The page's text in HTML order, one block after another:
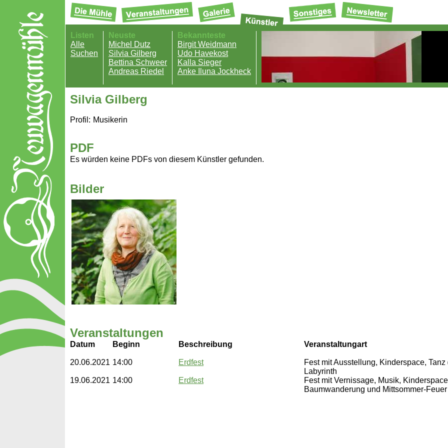
Listen
Alle
Suchen
Neuste
Michel Dutz
Silvia Gilberg
Bettina Schweer
Andreas Riedel
Bekannteste
Birgit Weidmann
Udo Havekost
Kalla Sieger
Anke Iluna Jockheck
Silvia Gilberg
Profil: Musikerin
PDF
Es würden keine PDFs von diesem Künstler gefunden.
Bilder
Veranstaltungen
Datum Beginn Beschreibung Veranstaltungart
20.06.2021 14:00 Erdfest
Fest mit Ausstellung, Kinderspace, Tanz
Labyrinth
19.06.2021 14:00 Erdfest
Fest mit Vernissage, Musik,
Baumwanderung und Mittsommer-Feuer